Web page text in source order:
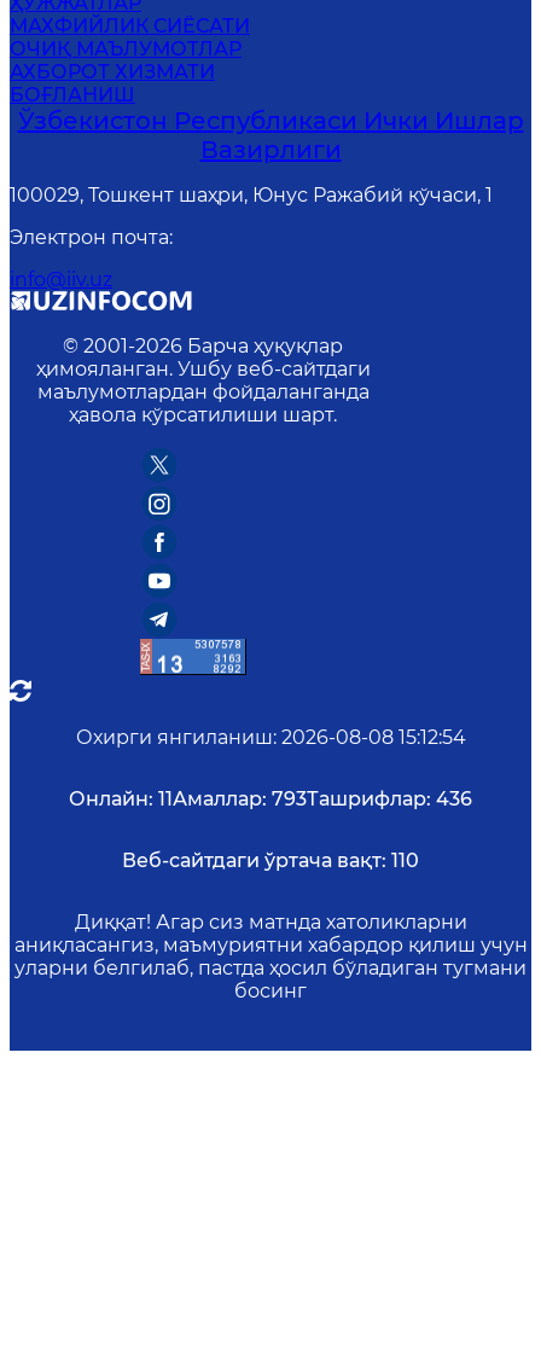
MАХФИЙЛИК СИЁСАТИ
ОЧИҚ МАЪЛУМОТЛАР
АХБОРОТ ХИЗМАТИ
БОҒЛАНИШ
Ўзбекистон Республикаси Ички Ишлар
Вазирлиги
100029, Тошкент шаҳри, Юнус Ражабий кўчаси, 1
Электрон почта:
info@iiv.uz
© 2001-2026 Барча ҳуқуқлар
ҳимояланган. Ушбу веб-сайтдаги
маълумотлардан фойдаланганда
ҳавола кўрсатилиши шарт.
Охирги янгиланиш: 2026-08-08 15:12:54
Онлайн: 11Амаллар: 793Ташрифлар: 436
Веб-сайтдаги ўртача вақт: 110
Диққат! Агар сиз матнда хатоликларни
аниқласангиз, маъмуриятни хабардор қилиш учун
уларни белгилаб, пастда ҳосил бўладиган тугмани
босинг